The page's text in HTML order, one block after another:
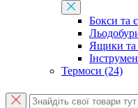
Бокси та
Ящики та
Термоси (24)